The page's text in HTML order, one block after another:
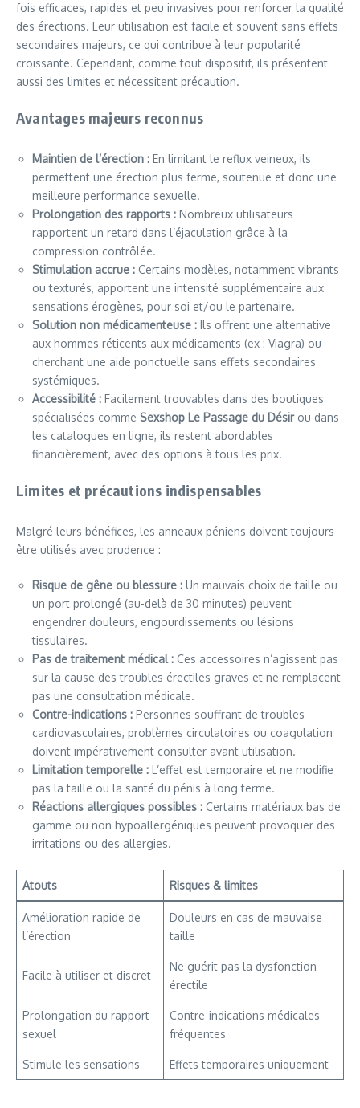
fois efficaces, rapides et peu invasives pour renforcer la qualité
des érections. Leur utilisation est facile et souvent sans effets
secondaires majeurs, ce qui contribue à leur popularité
croissante. Cependant, comme tout dispositif, ils présentent
aussi des limites et nécessitent précaution.
Avantages majeurs reconnus
Maintien de l’érection : En limitant le reflux veineux, ils
permettent une érection plus ferme, soutenue et donc une
meilleure performance sexuelle.
Prolongation des rapports : Nombreux utilisateurs
rapportent un retard dans l’éjaculation grâce à la
compression contrôlée.
Stimulation accrue : Certains modèles, notamment vibrants
ou texturés, apportent une intensité supplémentaire aux
sensations érogènes, pour soi et/ou le partenaire.
Solution non médicamenteuse : Ils offrent une alternative
aux hommes réticents aux médicaments (ex : Viagra) ou
cherchant une aide ponctuelle sans effets secondaires
systémiques.
Accessibilité : Facilement trouvables dans des boutiques
spécialisées comme Sexshop Le Passage du Désirou dans
les catalogues en ligne, ils restent abordables
financièrement, avec des options à tous les prix.
Limites et précautions indispensables
Malgré leurs bénéfices, les anneaux péniens doivent toujours
être utilisés avec prudence :
Risque de gêne ou blessure : Un mauvais choix de taille ou
un port prolongé (au-delà de 30 minutes) peuvent
engendrer douleurs, engourdissements ou lésions
tissulaires.
Pas de traitement médical : Ces accessoires n’agissent pas
sur la cause des troubles érectiles graves et ne remplacent
pas une consultation médicale.
Contre-indications : Personnes souffrant de troubles
cardiovasculaires, problèmes circulatoires ou coagulation
doivent impérativement consulter avant utilisation.
Limitation temporelle : L’effet est temporaire et ne modifie
pas la taille ou la santé du pénis à long terme.
Réactions allergiques possibles : Certains matériaux bas de
gamme ou non hypoallergéniques peuvent provoquer des
irritations ou des allergies.
Atouts Risques & limites
Amélioration rapide de
l’érection
Douleurs en cas de mauvaise
taille
Facile à utiliser et discret
Ne guérit pas la dysfonction
érectile
Prolongation du rapport
sexuel
Contre-indications médicales
fréquentes
Stimule les sensations Effets temporaires uniquement